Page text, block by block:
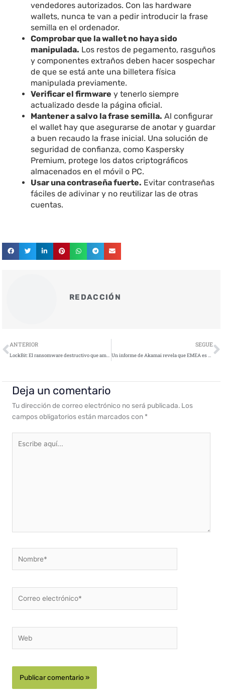
vendedores autorizados. Con las hardware
wallets, nunca te van a pedir introducir la frase
semilla en el ordenador.
Comprobar que la wallet no haya sido
manipulada. Los restos de pegamento, rasguños
y componentes extraños deben hacer sospechar
de que se está ante una billetera física
manipulada previamente.
Verificar el firmware y tenerlo siempre
actualizado desde la página oficial.
Mantener a salvo la frase semilla. Al configurar
el wallet hay que asegurarse de anotar y guardar
a buen recaudo la frase inicial. Una solución de
seguridad de confianza, como Kaspersky
Premium, protege los datos criptográficos
almacenados en el móvil o PC.
Usar una contraseña fuerte. Evitar contraseñas
fáciles de adivinar y no reutilizar las de otras
cuentas.
REDACCIÓN
Ant
ANTERIOR
LockBit: El ransomware destructivo que amenaza la seguridad cibernética
SEGUE
Un informe de Akamai revela que EMEA es el objetivo principal de los ciberataques a webs de Retail
Deja un comentario
Tu dirección de correo electrónico no será publicada. Los
campos obligatorios están marcados con *
aquí...
electrónico*